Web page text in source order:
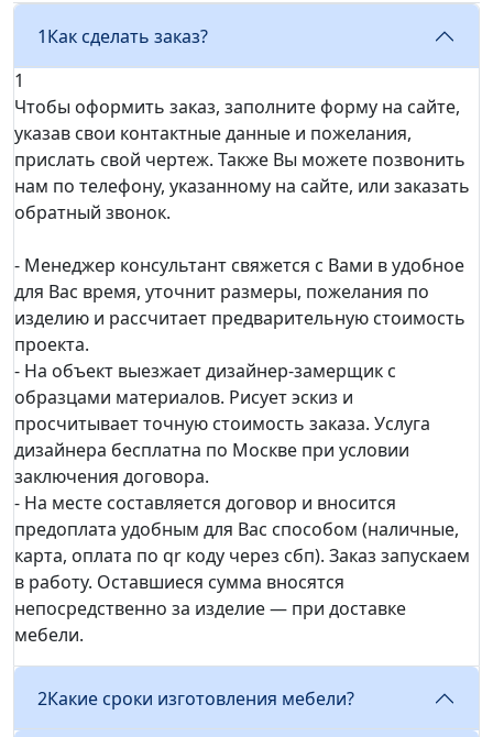
1Как сделать заказ?
1
Чтобы оформить заказ, заполните форму на сайте,
указав свои контактные данные и пожелания,
прислать свой чертеж. Также Вы можете позвонить
нам по телефону, указанному на сайте, или заказать
обратный звонок.
- Менеджер консультант свяжется с Вами в удобное
для Вас время, уточнит размеры, пожелания по
изделию и рассчитает предварительную стоимость
проекта.
- На объект выезжает дизайнер-замерщик с
образцами материалов. Рисует эскиз и
просчитывает точную стоимость заказа. Услуга
дизайнера бесплатна по Москве при условии
заключения договора.
- На месте составляется договор и вносится
предоплата удобным для Вас способом (наличные,
карта, оплата по qr коду через сбп). Заказ запускаем
в работу. Оставшиеся сумма вносятся
непосредственно за изделие — при доставке
мебели.
2Какие сроки изготовления мебели?